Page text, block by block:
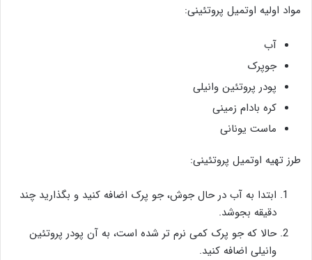
مواد اولیه اوتمیل پروتئینی:
آب
جوپرک
پودر پروتئین وانیلی
کره بادام زمینی
ماست یونانی
طرز تهیه اوتمیل پروتئینی:
ابتدا به آب در حال جوش، جو پرک اضافه کنید و بگذارید چند
دقیقه بجوشد.
حالا که جو پرک کمی نرم تر شده است، به آن پودر پروتئین
وانیلی اضافه کنید.